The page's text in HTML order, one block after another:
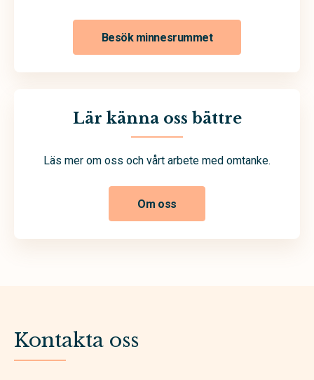
Besök minnesrummet
Lär känna oss bättre
Läs mer om oss och vårt arbete med omtanke.
Om oss
Kontakta oss